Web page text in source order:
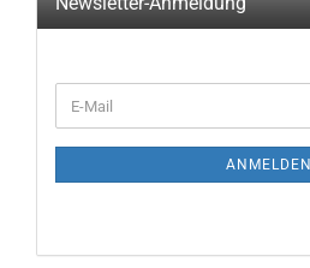
ZUR
E-
Mail
ANMELDEN